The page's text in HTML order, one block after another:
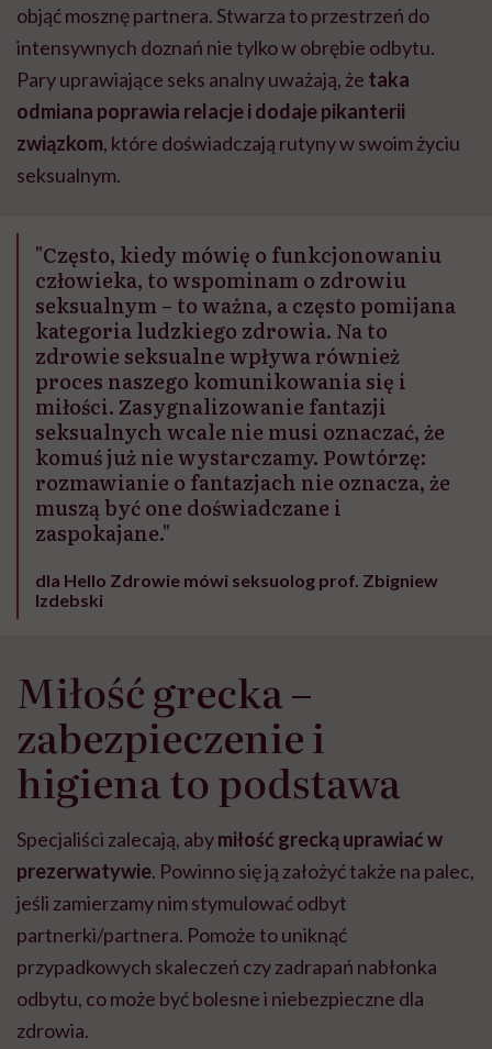
objąć mosznę partnera. Stwarza to przestrzeń do
intensywnych doznań nie tylko w obrębie odbytu.
Pary uprawiające seks analny uważają, że taka
odmiana poprawia relacje i dodaje pikanterii
związkom, które doświadczają rutyny w swoim życiu
seksualnym.
"Często, kiedy mówię o funkcjonowaniu
człowieka, to wspominam o zdrowiu
seksualnym – to ważna, a często pomijana
kategoria ludzkiego zdrowia. Na to
zdrowie seksualne wpływa również
proces naszego komunikowania się i
miłości. Zasygnalizowanie fantazji
seksualnych wcale nie musi oznaczać, że
komuś już nie wystarczamy. Powtórzę:
rozmawianie o fantazjach nie oznacza, że
muszą być one doświadczane i
zaspokajane."
dla Hello Zdrowie mówi seksuolog prof. Zbigniew
Izdebski
Miłość grecka –
zabezpieczenie i
higiena to podstawa
Specjaliści zalecają, abymiłość grecką uprawiać w
prezerwatywie. Powinno się ją założyć także na palec,
jeśli zamierzamy nim stymulować odbyt
partnerki/partnera. Pomoże to uniknąć
przypadkowych skaleczeń czy zadrapań nabłonka
odbytu, co może być bolesne i niebezpieczne dla
zdrowia.